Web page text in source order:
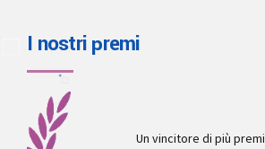
I nostri premi
Un vincitore di più premi